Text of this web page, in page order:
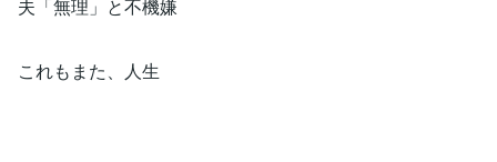
夫「無理」と不機嫌
これもまた、人生